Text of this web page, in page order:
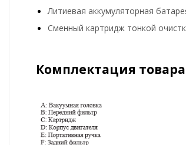
Литиевая аккумуляторная
Сменный картридж тонкой
Комплектация товара